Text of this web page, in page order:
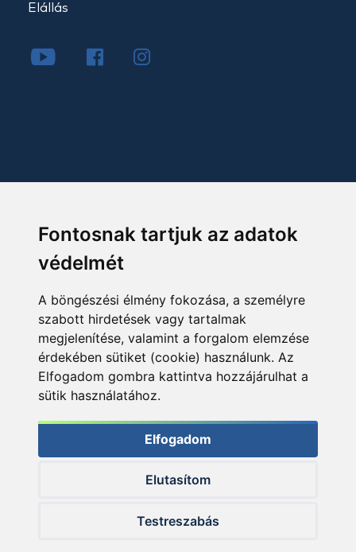
Fontosnak tartjuk az adatok
védelmét
A böngészési élmény fokozása, a személyre
szabott hirdetések vagy tartalmak
megjelenítése, valamint a forgalom elemzése
érdekében sütiket (cookie) használunk. Az
Elfogadom gombra kattintva hozzájárulhat a
sütik használatához.
Elfogadom
Elutasítom
Testreszabás
Elállás